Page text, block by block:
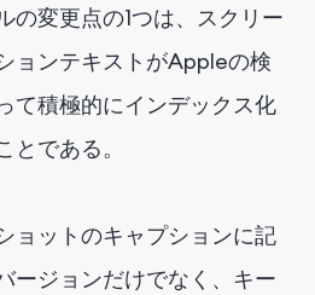
の変更点の1つは、スクリー
ョンテキストがAppleの検
て積極的にインデックス化
とである。
ョットのキャプションに記
ージョンだけでなく、キー